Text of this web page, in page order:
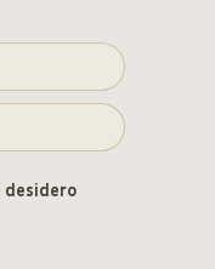
desidero